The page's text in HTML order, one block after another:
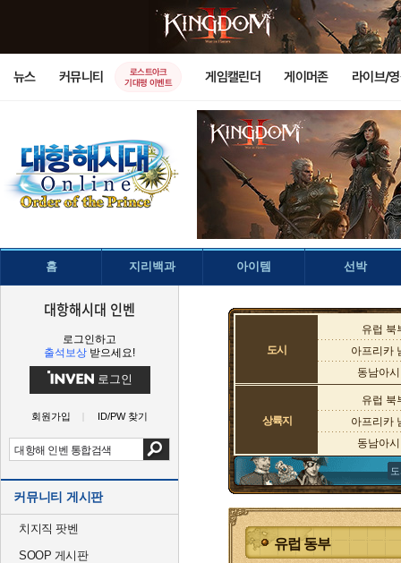
뉴스 커뮤니티
로스트아크
기대평 이벤트
게임캘린더 게이머존 라이브/
홈 지리백과 아이템 선박
대항해시대 인벤
로그인하고
출석보상 받으세요!
로그인
회원가입 ID/PW 찾기
커뮤니티 게시판
치지직 팟벤
SOOP 게시판
도시
유럽 북
아프리카
동남아
상륙지
유럽 북
아프리카
동남아
유럽 동부